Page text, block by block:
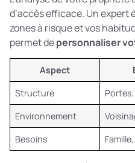
d’accès efficace. Un expert
zones à risque et vos
permet depersonnaliser
Aspect
Structure
Environnement
Besoins